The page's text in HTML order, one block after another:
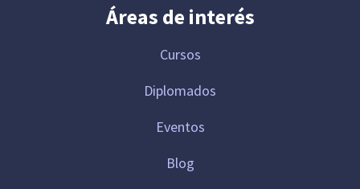
Áreas de interés
Cursos
Diplomados
Eventos
Blog